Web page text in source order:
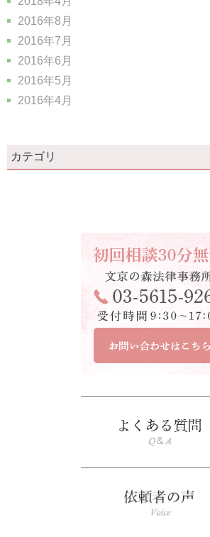
2016年8月
2016年7月
2016年6月
2016年5月
2016年4月
カテゴリ